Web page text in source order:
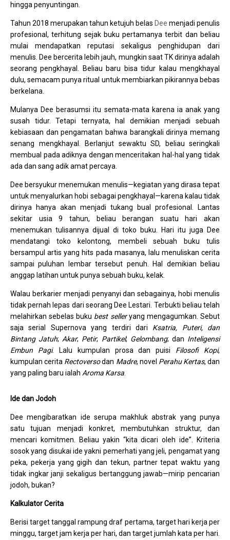
hingga penyuntingan.
Tahun 2018 merupakan tahun ketujuh belas Dee menjadi penulis
profesional, terhitung sejak buku pertamanya terbit dan beliau
mulai mendapatkan reputasi sekaligus penghidupan dari
menulis. Dee bercerita lebih jauh, mungkin saat TK dirinya adalah
seorang pengkhayal. Beliau baru bisa tidur kalau mengkhayal
dulu, semacam punya ritual untuk membiarkan pikirannya bebas
berkelana.
Mulanya Dee berasumsi itu semata-mata karena ia anak yang
susah tidur. Tetapi ternyata, hal demikian menjadi sebuah
kebiasaan dan pengamatan bahwa barangkali dirinya memang
senang mengkhayal. Berlanjut sewaktu SD, beliau seringkali
membual pada adiknya dengan menceritakan hal-hal yang tidak
ada dan sang adik amat percaya.
Dee bersyukur menemukan menulis—kegiatan yang dirasa tepat
untuk menyalurkan hobi sebagai pengkhayal—karena kalau tidak
dirinya hanya akan menjadi tukang bual profesional. Lantas
sekitar usia 9 tahun, beliau berangan suatu hari akan
menemukan tulisannya dijual di toko buku. Hari itu juga Dee
mendatangi toko kelontong, membeli sebuah buku tulis
bersampul artis yang hits pada masanya, lalu menuliskan cerita
sampai puluhan lembar tersebut penuh. Hal demikian beliau
anggap latihan untuk punya sebuah buku, kelak.
Walau berkarier menjadi penyanyi dan sebagainya, hobi menulis
tidak pernah lepas dari seorang Dee Lestari. Terbukti beliau telah
melahirkan sebelas buku best selleryang mengagumkan. Sebut
saja serial Supernova yang terdiri dari Ksatria, Puteri, dan
Bintang Jatuh; Akar; Petir; Partikel; Gelombang; dan Inteligensi
Embun Pagi. Lalu kumpulan prosa dan puisi Filosofi Kopi,
kumpulan cerita Rectoversodan Madre, novel Perahu Kertas, dan
yang paling baru ialah Aroma Karsa
Ide dan Jodoh
Dee mengibaratkan ide serupa makhluk abstrak yang punya
satu tujuan menjadi konkret, membutuhkan struktur, dan
mencari komitmen. Beliau yakin “kita dicari oleh ide”. Kriteria
sosok yang disukai ide yakni pemerhati yang jeli, pengamat yang
peka, pekerja yang gigih dan tekun, partner tepat waktu yang
tidak ingkar janji sekaligus bertanggung jawab—mirip pencarian
jodoh, bukan?
Kalkulator Cerita
Berisi target tanggal rampung draf pertama, target hari kerja per
minggu, target jam kerja per hari, dan target jumlah kata per hari.